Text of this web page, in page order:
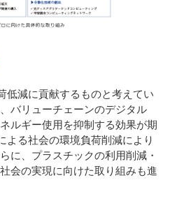
低減に貢献するものと考えてい
バリューチェーンのデジタル
ルギー使用を抑制する効果が期
よる社会の環境負荷削減により
に、プラスチックの利用削減・
会の実現に向けた取り組みも進